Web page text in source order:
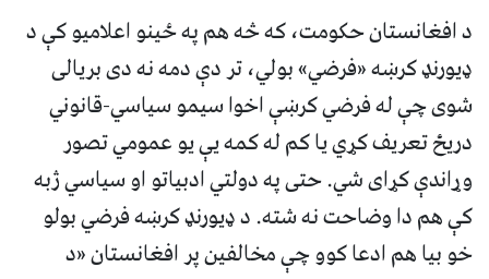
د افغانستان حکومت، که څه هم په ځینو اعلامیو کې د
ډیورنډ کرښه «فرضي» بولي، تر دې دمه نه دی بریالی
شوی چې له فرضي کرښې اخوا سیمو سیاسي-قانوني
دریځ تعریف کړي یا کم له کمه یې یو عمومي تصور
وړاندې کړای شي. حتی په دولتي ادبیاتو او سیاسي ژبه
کې هم دا وضاحت نه شته. د ډیورنډ کرښه فرضي بولو
خو بیا هم ادعا کوو چې مخالفین پر افغانستان «د